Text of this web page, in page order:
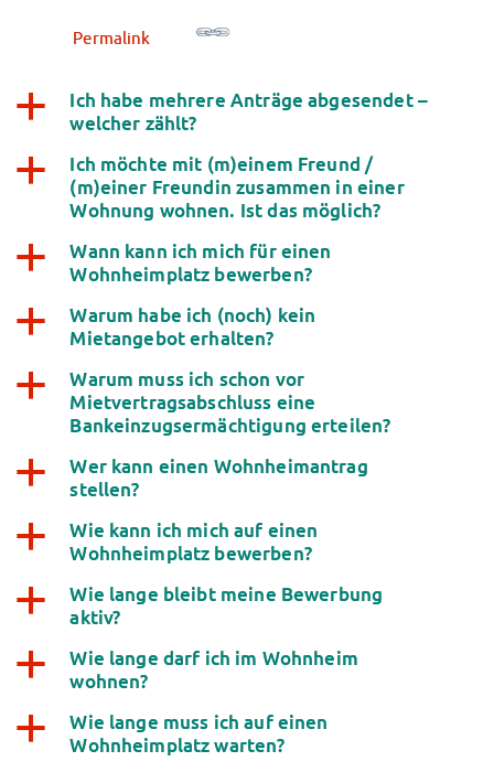
Dokumente
Kultur & Internationales
Beratung für Internationals
IKUS und InterKultiTreff
Kulturförderung
Magdeburger Studierendentage
AnsprechpartnerInnen
Kinderbetreuung
Kita CampusKids
Voranmeldung KiTa-Platz
Randzeitenbetreuung
Anmeldung
AnsprechpartnerInnen
Infopoints & Beratungscenter
Beratungstermine im Überblick
Unsere Organisation
Verwaltungsrat
Lageplan
Stellenangebote
AnsprechpartnerInnen
Permalink
a
Ich habe mehrere Anträge abgesendet –
welcher zählt?
a
Ich möchte mit (m)einem Freund /
(m)einer Freundin zusammen in einer
Wohnung wohnen. Ist das möglich?
a
Wann kann ich mich für einen
Wohnheimplatz bewerben?
a
Warum habe ich (noch) kein
Mietangebot erhalten?
a
Warum muss ich schon vor
Mietvertragsabschluss eine
Bankeinzugsermächtigung erteilen?
a
Wer kann einen Wohnheimantrag
stellen?
a
Wie kann ich mich auf einen
Wohnheimplatz bewerben?
a
Wie lange bleibt meine Bewerbung
aktiv?
a
Wie lange darf ich im Wohnheim
wohnen?
a
Wie lange muss ich auf einen
Wohnheimplatz warten?